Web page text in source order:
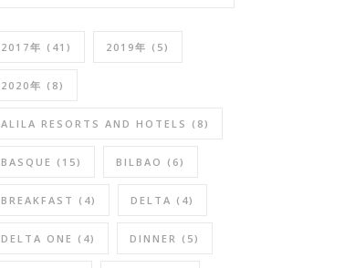
2017年 (41) 2019年 (5)
2020年 (8)
ALILA RESORTS AND HOTELS (8)
BASQUE (15) BILBAO (6)
BREAKFAST (4) DELTA (4)
DELTA ONE (4) DINNER (5)